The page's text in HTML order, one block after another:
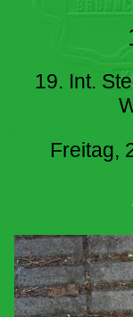
19. Int.
Freitag,